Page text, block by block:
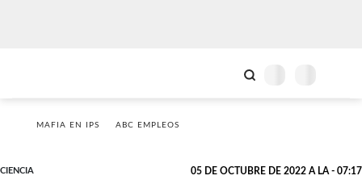
MAFIA EN IPS ABC EMPLEOS
CIENCIA 05 DE OCTUBRE DE 2022 A LA - 07:17